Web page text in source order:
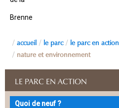
accueil le parc le parc en action
nature et environnement
LE PARC EN ACTION
Quoi de neuf ?